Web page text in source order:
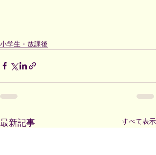
小学生・放課後
最新記事 すべて表示